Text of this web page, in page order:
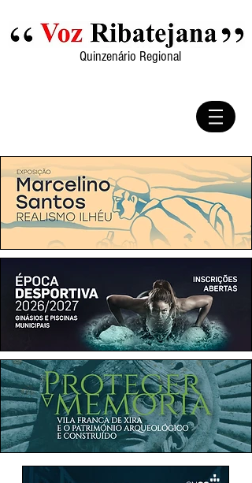
Quinzenário Regional